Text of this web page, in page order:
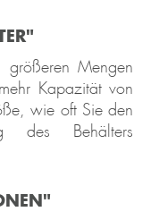
Mengen
Kapazität von
wie oft Sie den
des Behälters